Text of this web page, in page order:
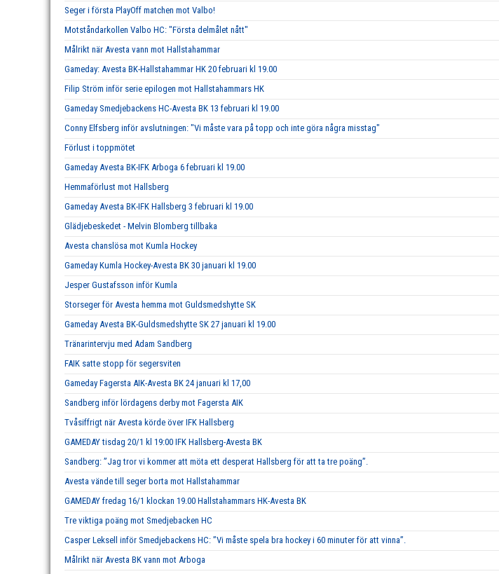
Seger i första PlayOff matchen mot Valbo!
Motståndarkollen Valbo HC: "Första delmålet nått"
Målrikt när Avesta vann mot Hallstahammar
Gameday: Avesta BK-Hallstahammar HK 20 februari kl 19.00
Filip Ström inför serie epilogen mot Hallstahammars HK
Gameday Smedjebackens HC-Avesta BK 13 februari kl 19.00
Conny Elfsberg inför avslutningen: "Vi måste vara på topp och inte göra några misstag"
Förlust i toppmötet
Gameday Avesta BK-IFK Arboga 6 februari kl 19.00
Hemmaförlust mot Hallsberg
Gameday Avesta BK-IFK Hallsberg 3 februari kl 19.00
Glädjebeskedet - Melvin Blomberg tillbaka
Avesta chanslösa mot Kumla Hockey
Gameday Kumla Hockey-Avesta BK 30 januari kl 19.00
Jesper Gustafsson inför Kumla
Storseger för Avesta hemma mot Guldsmedshytte SK
Gameday Avesta BK-Guldsmedshytte SK 27 januari kl 19.00
Tränarintervju med Adam Sandberg
FAIK satte stopp för segersviten
Gameday Fagersta AIK-Avesta BK 24 januari kl 17,00
Sandberg inför lördagens derby mot Fagersta AIK
Tvåsiffrigt när Avesta körde över IFK Hallsberg
GAMEDAY tisdag 20/1 kl 19:00 IFK Hallsberg-Avesta BK
Sandberg: ”Jag tror vi kommer att möta ett desperat Hallsberg för att ta tre poäng”.
Avesta vände till seger borta mot Hallstahammar
GAMEDAY fredag 16/1 klockan 19.00 Hallstahammars HK-Avesta BK
Tre viktiga poäng mot Smedjebacken HC
Casper Leksell inför Smedjebackens HC: ”Vi måste spela bra hockey i 60 minuter för att vinna”.
Målrikt när Avesta BK vann mot Arboga